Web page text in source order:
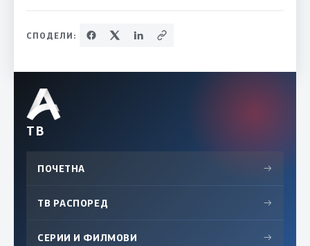
СПОДЕЛИ:
ТВ
ПОЧЕТНА →
ТВ РАСПОРЕД →
СЕРИИ И ФИЛМОВИ →